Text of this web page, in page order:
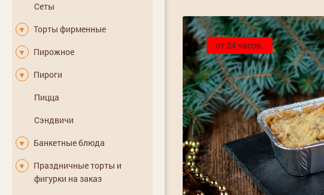
Сеты
▼ Торты фирменные
▼ Пирожное
▼
Пироги
Пицца
Сэндвичи
▼ Банкетные блюда
▼
Праздничные торты и
фигурки на заказ
от 24 часов.